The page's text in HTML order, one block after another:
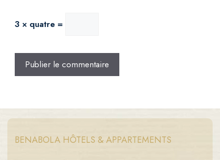
3 × quatre =
BENABOLA HÔTELS & APPARTEMENTS